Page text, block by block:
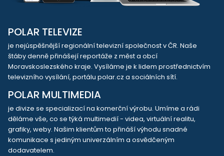
POLAR TELEVIZE
je nejúspěšnější regionální televizní společnost v ČR. Naše
štáby denně přinášejí reportáže z měst a obcí
Moravskoslezského kraje. Vysíláme je k lidem prostřednictvím
televizního vysílání, portálu polar.cz a sociálních sítí.
POLAR MULTIMEDIA
je divize se specializací na komerční výrobu. Umíme a rádi
děláme vše, co se týká multimedií - videa, virtuální realitu,
grafiky, weby. Našim klientům to přináší výhodu snadné
komunikace s jediným univerzálním a osvědčeným
dodavatelem.